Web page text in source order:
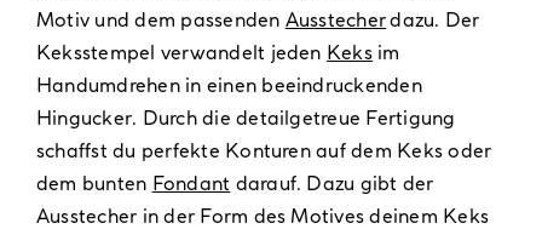
Motiv und dem passenden Ausstecherdazu. Der
Keksstempel verwandelt jeden Keksim
Handumdrehen in einen beeindruckenden
Hingucker. Durch die detailgetreue Fertigung
schaffst du perfekte Konturen auf dem Keks oder
dem bunten Fondant darauf. Dazu gibt der
Ausstecher in der Form des Motives deinem Keks